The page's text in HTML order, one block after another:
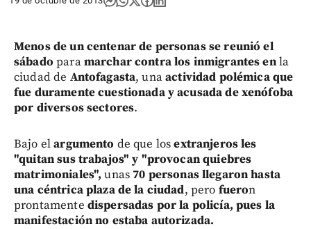
Menos de un centenar de personasse reunió el
sábado paramarchar contra los inmigrantes enla
ciudad de Antofagasta, unaactividad polémica que
fue duramente cuestionada y acusada de xenófoba
por diversos sectores.
Bajo elargumento de que losextranjeros les
"quitan sus trabajos" y "provocan quiebres
matrimoniales", unas70 personas llegaron hasta
una céntrica plaza de la ciudad, pero fueron
prontamente dispersadas por la policía, pues la
manifestación no estaba autorizada.